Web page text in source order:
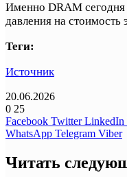
Именно DRAM
давления на стоимость
Теги:
Источник
20.06.2026
0 25
Facebook Twitter LinkedIn
WhatsApp Telegram Viber
Читать